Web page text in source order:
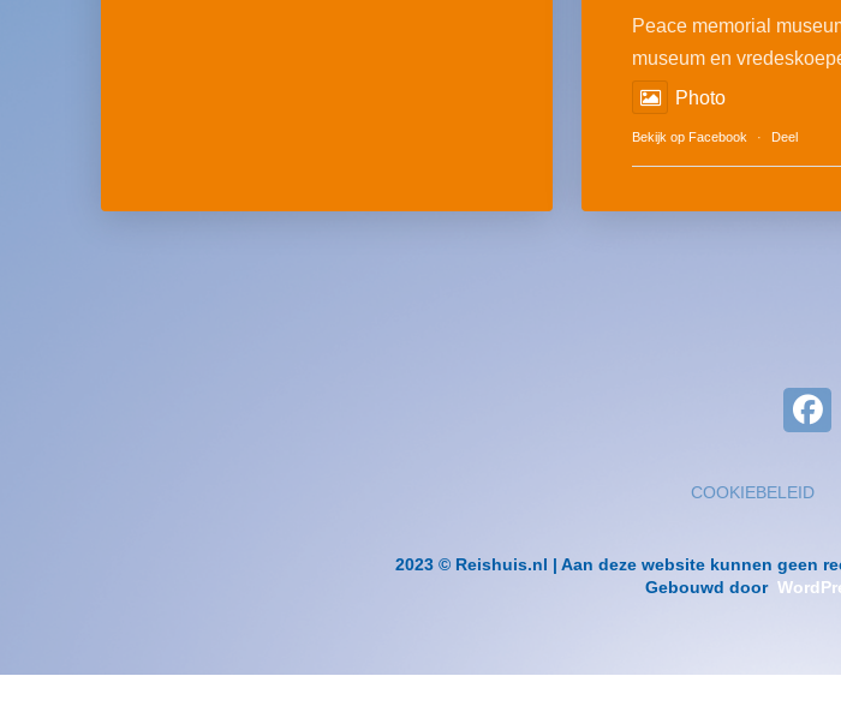
Peace memorial
museum en
Photo
Bekijk op Facebook · Deel
COOKIEBELEID
2023 © Reishuis.nl | Aan deze website kunnen geen
Gebouwd door